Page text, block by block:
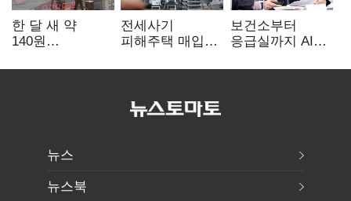
한 달 새 약
140원
엔저'에 원화
전세사기
피해주택 매입
누적 피해자
보건소부터
응급실까지 AI
혁신 본격화
뉴스
뉴스북